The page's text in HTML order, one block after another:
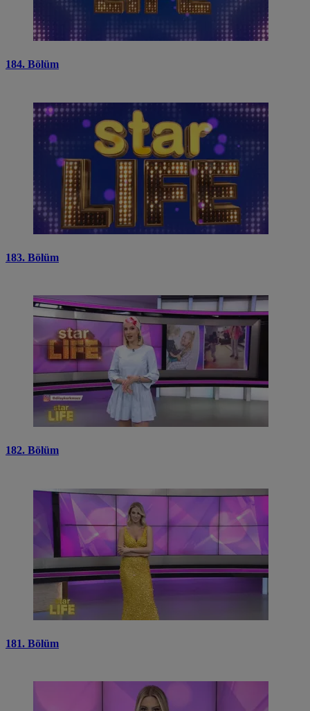
184. Bölüm
183. Bölüm
182. Bölüm
181. Bölüm